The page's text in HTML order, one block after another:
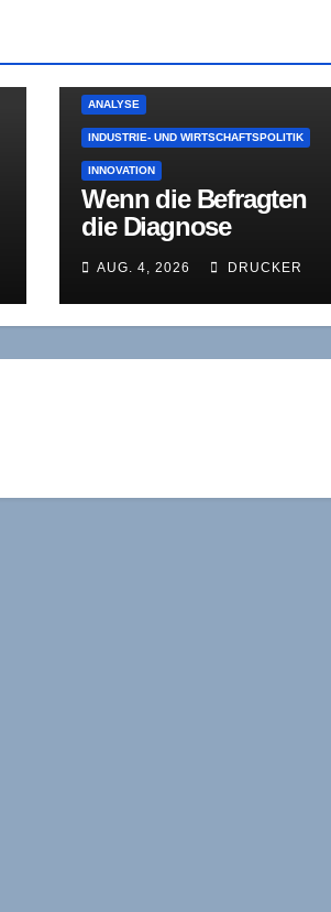
ANALYSE
INDUSTRIE- UND WIRTSCHAFTSPOLITIK
INNOVATION
Wenn die Befragten
die Diagnose
Fraunhofer und die
Innovationsdebatte in
AUG. 4, 2026 DRUCKER